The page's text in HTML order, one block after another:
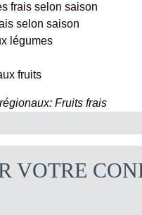
frais selon saison
selon saison
légumes
fruits
Fruits frais
VOTRE